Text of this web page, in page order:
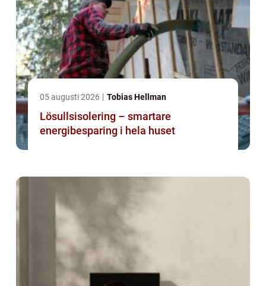
05 augusti 2026 Tobias Hellman
Lösullsisolering – smartare
energibesparing i hela huset